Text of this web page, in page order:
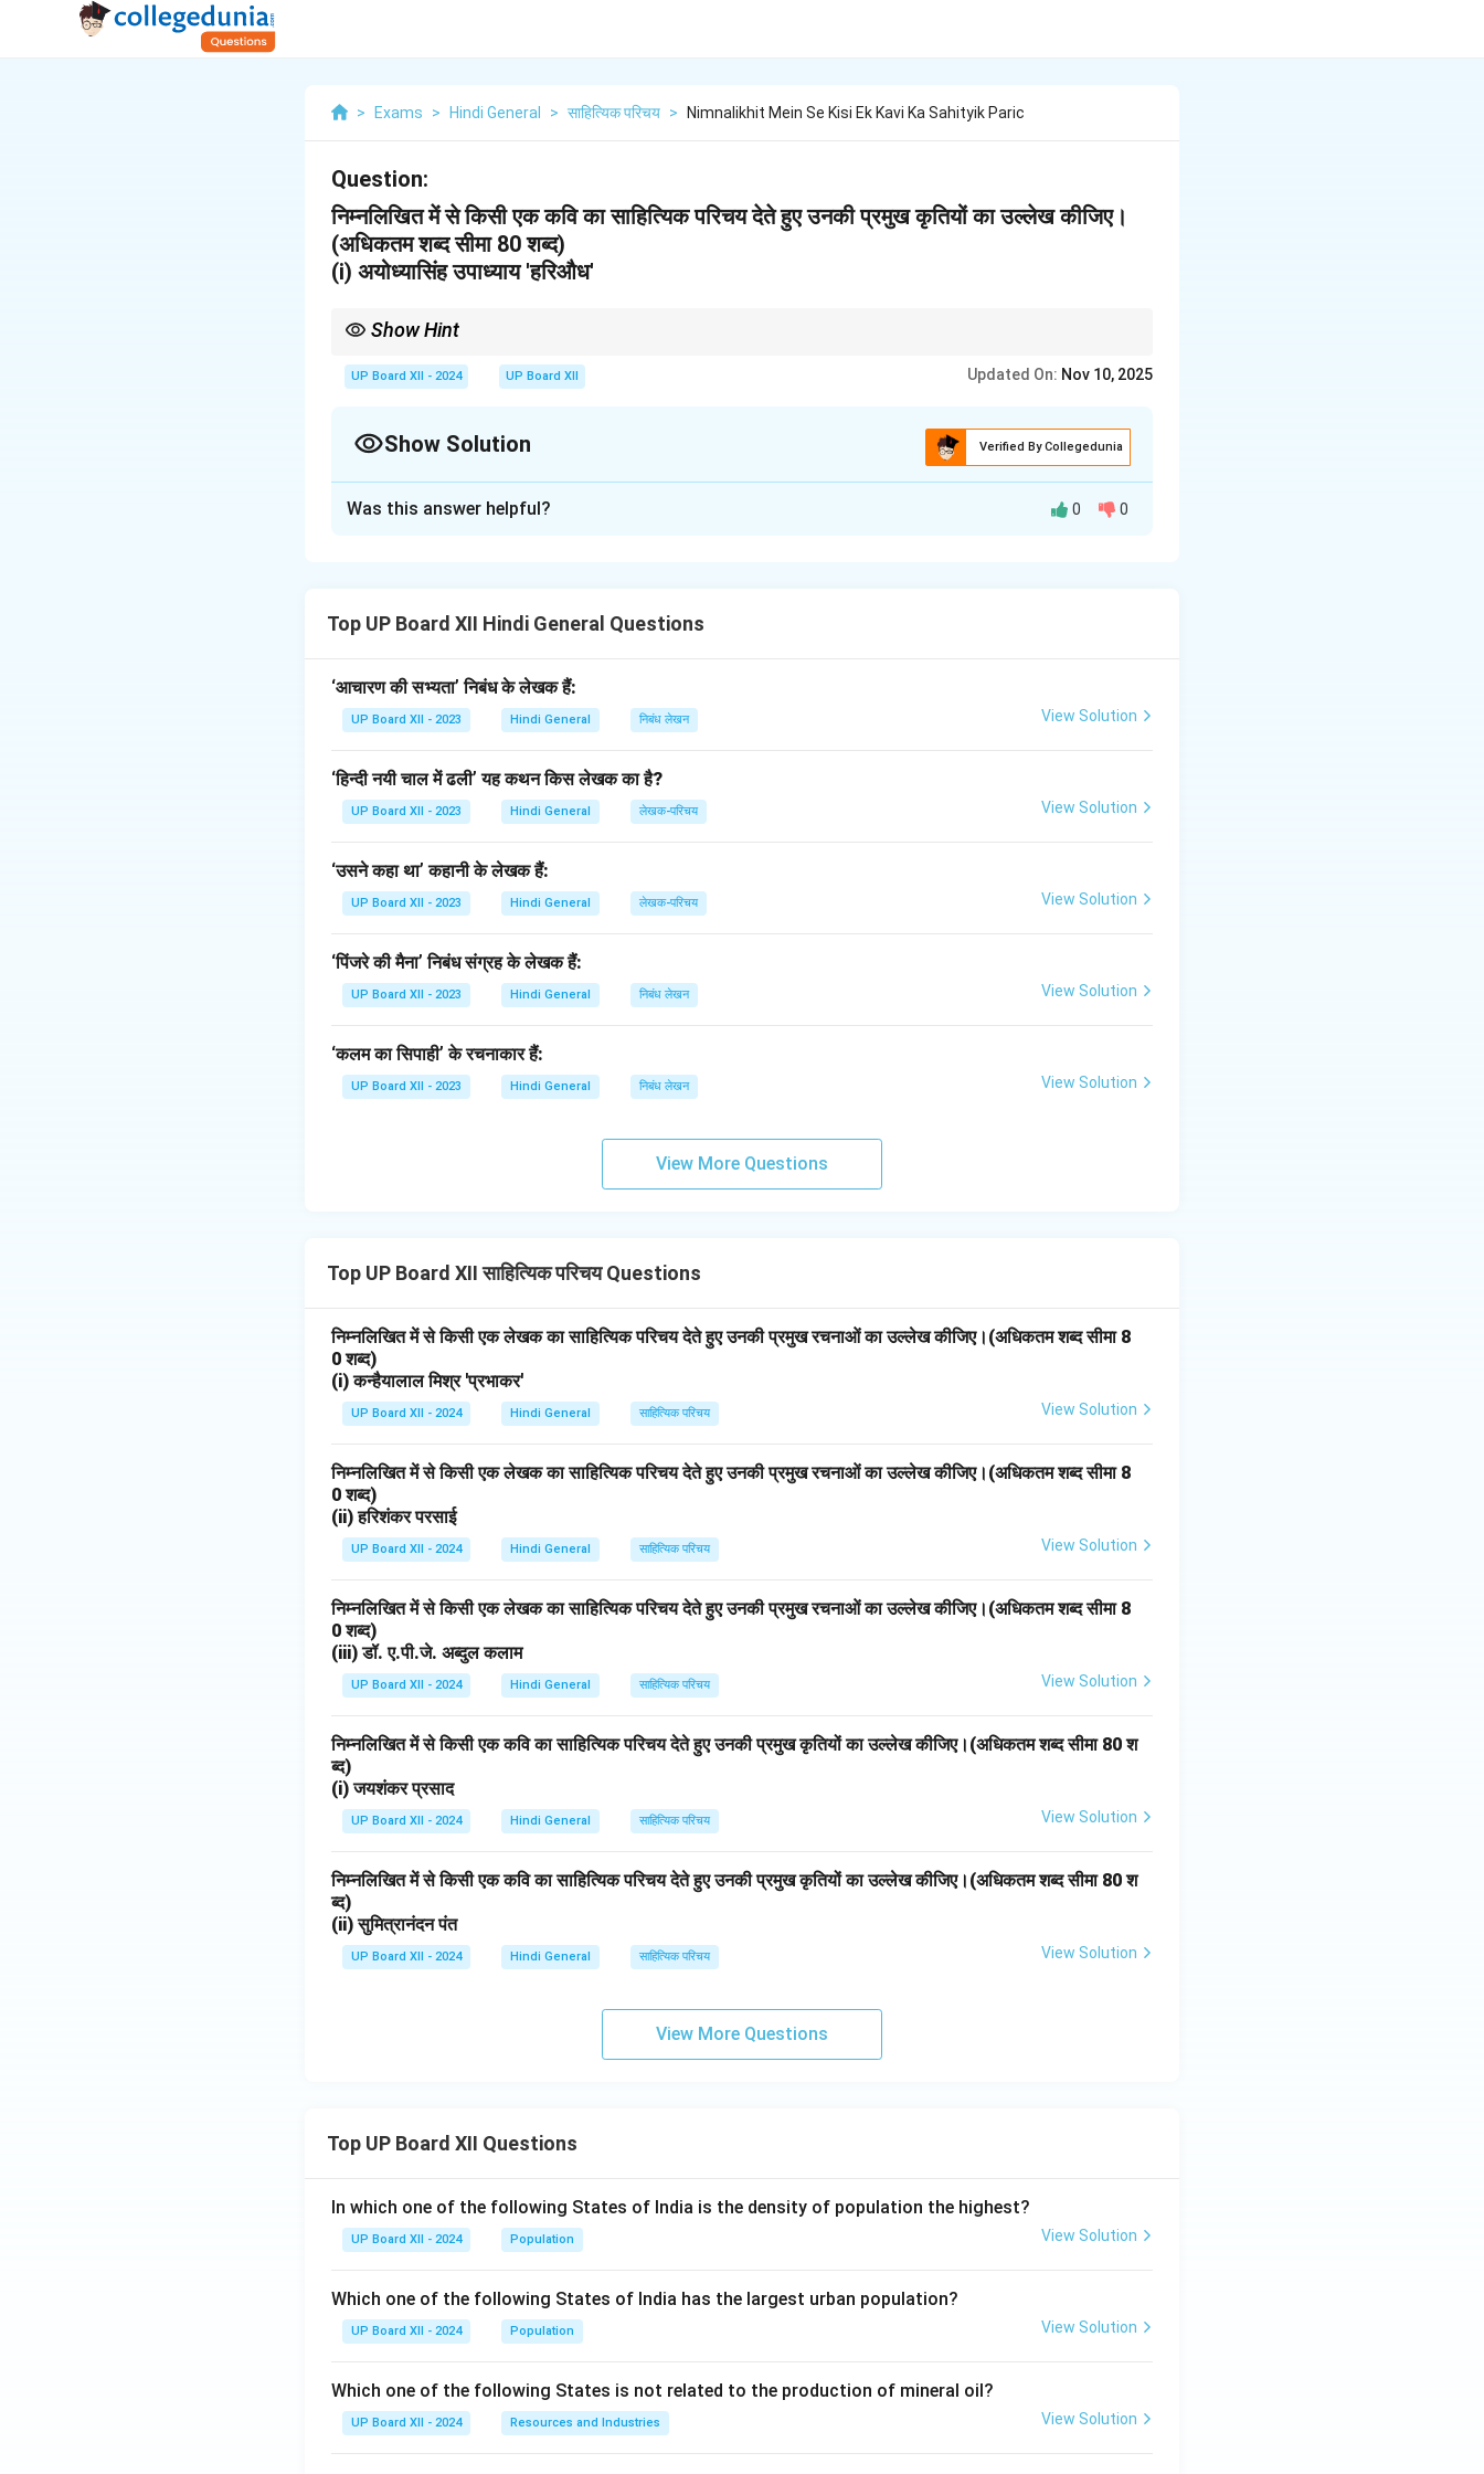
> Exams > Hindi General > साहित्यिक परिचय > Nimnalikhit Mein Se Kisi Ek Kavi Ka Sahityik Paric
Question:
निम्नलिखित में से किसी एक कवि का साहित्यिक परिचय देते हुए उनकी प्रमुख कृतियों का उल्लेख कीजिए।
(अधिकतम शब्द सीमा 80 शब्द)
(i) अयोध्यासिंह उपाध्याय 'हरिऔध'
Show Hint
UP Board XII - 2024 UP Board XII Updated On: Nov 10, 2025
Show Solution Verified By Collegedunia
Download Solution in PDF
Was this answer helpful? 0 0
Top UP Board XII Hindi General Questions
‘आचारण की सभ्यता’ निबंध के लेखक हैं:
UP Board XII - 2023 Hindi General निबंध लेखन View Solution
‘हिन्दी नयी चाल में ढली’ यह कथन किस लेखक का है?
UP Board XII - 2023 Hindi General लेखक-परिचय View Solution
‘उसने कहा था’ कहानी के लेखक हैं:
UP Board XII - 2023 Hindi General लेखक-परिचय View Solution
‘पिंजरे की मैना’ निबंध संग्रह के लेखक हैं:
UP Board XII - 2023 Hindi General निबंध लेखन View Solution
‘कलम का सिपाही’ के रचनाकार हैं:
UP Board XII - 2023 Hindi General निबंध लेखन View Solution
View More Questions
Top UP Board XII साहित्यिक परिचय Questions
निम्नलिखित में से किसी एक लेखक का साहित्यिक परिचय देते हुए उनकी प्रमुख रचनाओं का उल्लेख कीजिए।(अधिकतम शब्द सीमा 8
0 शब्द)
(i) कन्हैयालाल मिश्र 'प्रभाकर'
UP Board XII - 2024 Hindi General साहित्यिक परिचय View Solution
निम्नलिखित में से किसी एक लेखक का साहित्यिक परिचय देते हुए उनकी प्रमुख रचनाओं का उल्लेख कीजिए।(अधिकतम शब्द सीमा 8
0 शब्द)
(ii) हरिशंकर परसाई
UP Board XII - 2024 Hindi General साहित्यिक परिचय View Solution
निम्नलिखित में से किसी एक लेखक का साहित्यिक परिचय देते हुए उनकी प्रमुख रचनाओं का उल्लेख कीजिए।(अधिकतम शब्द सीमा 8
0 शब्द)
(iii) डॉ. ए.पी.जे. अब्दुल कलाम
UP Board XII - 2024 Hindi General साहित्यिक परिचय View Solution
निम्नलिखित में से किसी एक कवि का साहित्यिक परिचय देते हुए उनकी प्रमुख कृतियों का उल्लेख कीजिए।(अधिकतम शब्द सीमा 80 श
ब्द)
(i) जयशंकर प्रसाद
UP Board XII - 2024 Hindi General साहित्यिक परिचय View Solution
निम्नलिखित में से किसी एक कवि का साहित्यिक परिचय देते हुए उनकी प्रमुख कृतियों का उल्लेख कीजिए।(अधिकतम शब्द सीमा 80 श
ब्द)
(ii) सुमित्रानंदन पंत
UP Board XII - 2024 Hindi General साहित्यिक परिचय View Solution
View More Questions
Top UP Board XII Questions
In which one of the following States of India is the density of population the highest?
UP Board XII - 2024 Population View Solution
Which one of the following States of India has the largest urban population?
UP Board XII - 2024 Population View Solution
Which one of the following States is not related to the production of mineral oil?
UP Board XII - 2024 Resources and Industries View Solution